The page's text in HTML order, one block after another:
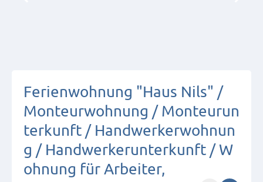
Ferienwohnung "Haus Nils" /
Monteurwohnung / Monteurun
terkunft / Handwerkerwohnun
g / Handwerkerunterkunft / W
ohnung für Arbeiter,